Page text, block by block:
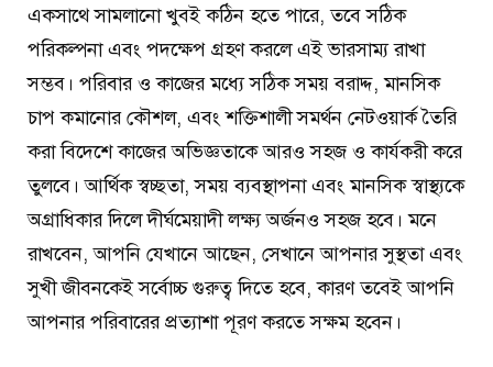
একসাথে সামলানো খুবই কঠিন হতে পারে, তবে সঠিক
পরিকল্পনা এবং পদক্ষেপ গ্রহণ করলে এই ভারসাম্য রাখা
সম্ভব। পরিবার ও কাজের মধ্যে সঠিক সময় বরাদ্দ, মানসিক
চাপ কমানোর কৌশল, এবং শক্তিশালী সমর্থন নেটওয়ার্ক তৈরি
করা বিদেশে কাজের অভিজ্ঞতাকে আরও সহজ ও কার্যকরী করে
তুলবে। আর্থিক স্বচ্ছতা, সময় ব্যবস্থাপনা এবং মানসিক স্বাস্থ্যকে
অগ্রাধিকার দিলে দীর্ঘমেয়াদী লক্ষ্য অর্জনও সহজ হবে। মনে
রাখবেন, আপনি যেখানে আছেন, সেখানে আপনার সুস্থতা এবং
সুখী জীবনকেই সর্বোচ্চ গুরুত্ব দিতে হবে, কারণ তবেই আপনি
আপনার পরিবারের প্রত্যাশা পূরণ করতে সক্ষম হবেন।